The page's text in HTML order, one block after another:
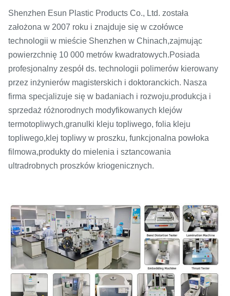
Shenzhen Esun Plastic Products Co., Ltd. została
założona w 2007 roku i znajduje się w czołówce
technologii w mieście Shenzhen w Chinach,zajmując
powierzchnię 10 000 metrów kwadratowych.Posiada
profesjonalny zespół ds. technologii polimerów kierowany
przez inżynierów magisterskich i doktoranckich. Nasza
firma specjalizuje się w badaniach i rozwoju,produkcja i
sprzedaż różnorodnych modyfikowanych klejów
termotopliwych,granulki kleju topliwego, folia kleju
topliwego,klej topliwy w proszku, funkcjonalna powłoka
filmowa,produkty do mielenia i sztancowania
ultradrobnych proszków kriogenicznych.